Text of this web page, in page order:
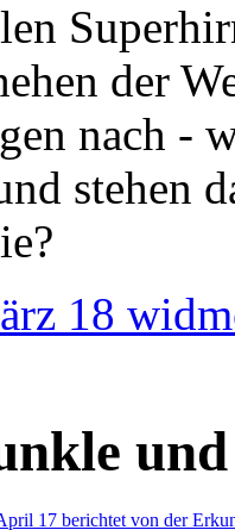
der
nach -
stehen
18
17 berichtet von der